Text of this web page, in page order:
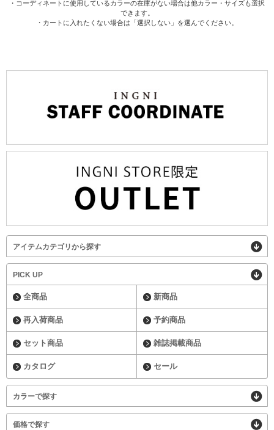
・コーディネートに使用しているカラーの在庫がない場合は他カラー・サイズも選択
できます。
・カートに入れたくない場合は「選択しない」を選んでください。
アイテムカテゴリから探す
PICK UP
全商品 新商品
再入荷商品 予約商品
セット商品 雑誌掲載商品
カタログ セール
カラーで探す
価格で探す